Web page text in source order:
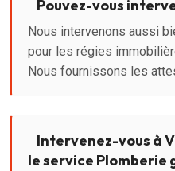
Pouvez-vous
Nous intervenons aussi
pour les régies
Nous fournissons les
Intervenez-vous à
le service Plomberie